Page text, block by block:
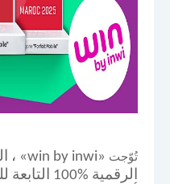
تُوّجت «win by inwi» ،
الرقمية 100%